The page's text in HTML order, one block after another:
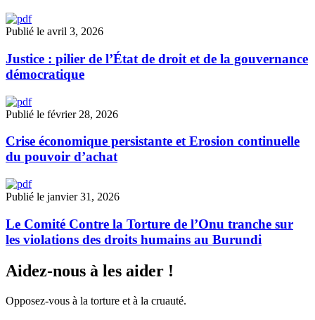
Publié le avril 3, 2026
Justice : pilier de l’État de droit et de la gouvernance
démocratique
Publié le février 28, 2026
Crise économique persistante et Erosion continuelle
du pouvoir d’achat
Publié le janvier 31, 2026
Le Comité Contre la Torture de l’Onu tranche sur
les violations des droits humains au Burundi
Aidez-nous à les aider !
Opposez-vous à la torture et à la cruauté.